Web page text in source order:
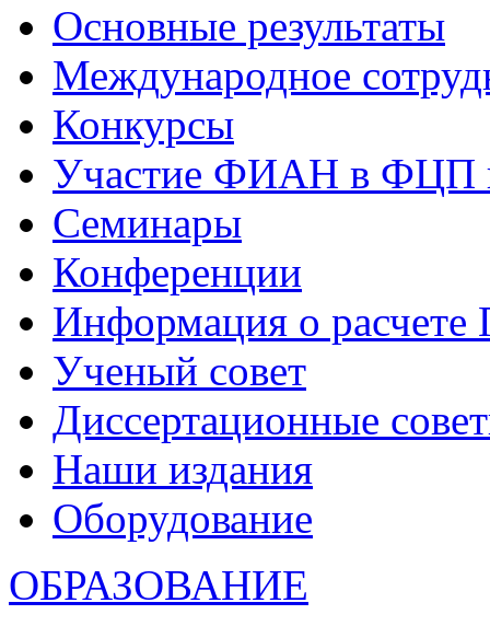
Основные результаты
Международное
Конкурсы
Участие ФИАН в ФЦП
Семинары
Конференции
Информация о
Ученый совет
Диссертационные
Наши издания
Оборудование
ОБРАЗОВАНИЕ